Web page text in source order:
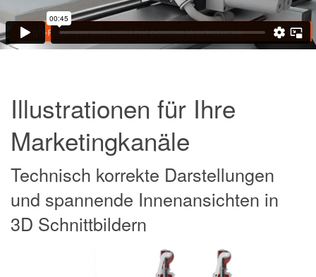
Illustrationen für Ihre
Marketingkanäle
Technisch korrekte Darstellungen
und spannende Innenansichten in
3D Schnittbildern